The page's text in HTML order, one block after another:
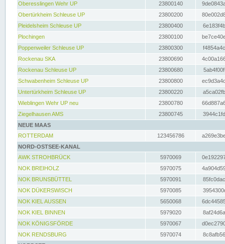
Oberesslingen Wehr UP
23800140
Obertürkheim Schleuse UP
23800200
Pleidelsheim Schleuse UP
23800400
Plochingen
23800100
Poppenweiler Schleuse UP
23800300
Rockenau SKA
23800690
Rockenau Schleuse UP
23800680
Schwabenheim Schleuse UP
23800800
Untertürkheim Schleuse UP
23800220
Wieblingen Wehr UP neu
23800780
Ziegelhausen AMS
23800745
NEUE MAAS
ROTTERDAM
123456786
NORD-OSTSEE-KANAL
AWK STROHBRÜCK
5970069
NOK BREIHOLZ
5970075
NOK BRUNSBÜTTEL
5970091
NOK DÜKERSWISCH
5970085
NOK KIEL AUSSEN
5650068
NOK KIEL BINNEN
5979020
NOK KÖNIGSFÖRDE
5970067
NOK RENDSBURG
5970074